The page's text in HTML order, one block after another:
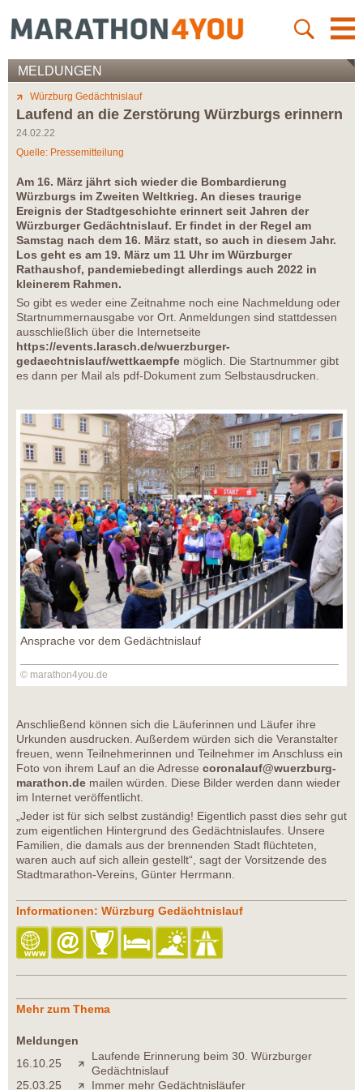
MELDUNGEN
Würzburg Gedächtnislauf
Laufend an die Zerstörung Würzburgs erinnern
24.02.22
Quelle: Pressemitteilung
Am 16. März jährt sich wieder die Bombardierung
Würzburgs im Zweiten Weltkrieg. An dieses traurige
Ereignis der Stadtgeschichte erinnert seit Jahren der
Würzburger Gedächtnislauf. Er findet in der Regel am
Samstag nach dem 16. März statt, so auch in diesem Jahr.
Los geht es am 19. März um 11 Uhr im Würzburger
Rathaushof, pandemiebedingt allerdings auch 2022 in
kleinerem Rahmen.
So gibt es weder eine Zeitnahme noch eine Nachmeldung oder
Startnummernausgabe vor Ort. Anmeldungen sind stattdessen
ausschließlich über die Internetseite
https://events.larasch.de/wuerzburger-
gedaechtnislauf/wettkaempfe möglich. Die Startnummer gibt
es dann per Mail als pdf-Dokument zum Selbstausdrucken.
Ansprache vor dem Gedächtnislauf
© marathon4you.de
Anschließend können sich die Läuferinnen und Läufer ihre
Urkunden ausdrucken. Außerdem würden sich die Veranstalter
freuen, wenn Teilnehmerinnen und Teilnehmer im Anschluss ein
Foto von ihrem Lauf an die Adresse coronalauf@wuerzburg-
marathon.de mailen würden. Diese Bilder werden dann wieder
im Internet veröffentlicht.
„Jeder ist für sich selbst zuständig! Eigentlich passt dies sehr gut
zum eigentlichen Hintergrund des Gedächtnislaufes. Unsere
Familien, die damals aus der brennenden Stadt flüchteten,
waren auch auf sich allein gestellt“, sagt der Vorsitzende des
Stadtmarathon-Vereins, Günter Herrmann.
Informationen: Würzburg Gedächtnislauf
Mehr zum Thema
Meldungen
16.10.25
Laufende Erinnerung beim 30. Würzburger
Gedächtnislauf
25.03.25
Immer mehr Gedächtnisläufer